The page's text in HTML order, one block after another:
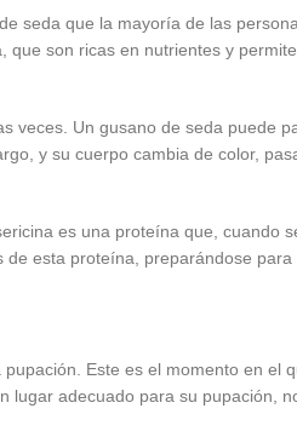
seda que la mayoría de las
son ricas en nutrientes y
veces. Un gusano de seda puede
y su cuerpo cambia de color,
es una proteína que, cuando
esta proteína, preparándose
Este es el momento en el
lugar adecuado para su pupación,